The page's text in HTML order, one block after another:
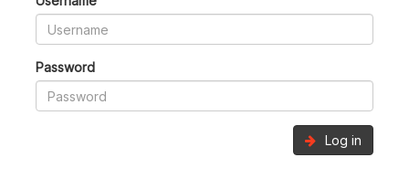
Password
Log in